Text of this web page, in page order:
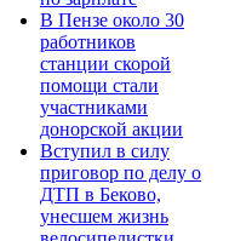
В Пензе около 30
работников
станции скорой
помощи стали
участниками
донорской акции
Вступил в силу
приговор по делу о
ДТП в Беково,
унесшем жизнь